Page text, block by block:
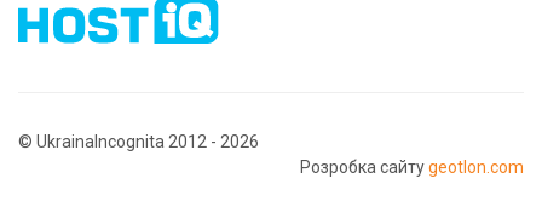
© UkrainaIncognita 2012 - 2026
Розробка сайтуgeotlon.com